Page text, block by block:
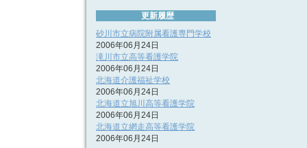
更新履歴
砂川市立病院附属看護専門学校
2006年06月24日
滝川市立高等看護学院
2006年06月24日
北海道介護福祉学校
2006年06月24日
北海道立旭川高等看護学院
2006年06月24日
北海道立網走高等看護学院
2006年06月24日